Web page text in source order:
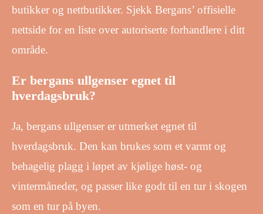
butikker og nettbutikker. Sjekk Bergans’ offisielle
nettside for en liste over autoriserte forhandlere i ditt
område.
Er bergans ullgenser egnet til
hverdagsbruk?
Ja, bergans ullgenser er utmerket egnet til
hverdagsbruk. Den kan brukes som et varmt og
behagelig plagg i løpet av kjølige høst- og
vintermåneder, og passer like godt til en tur i skogen
som en tur på byen.